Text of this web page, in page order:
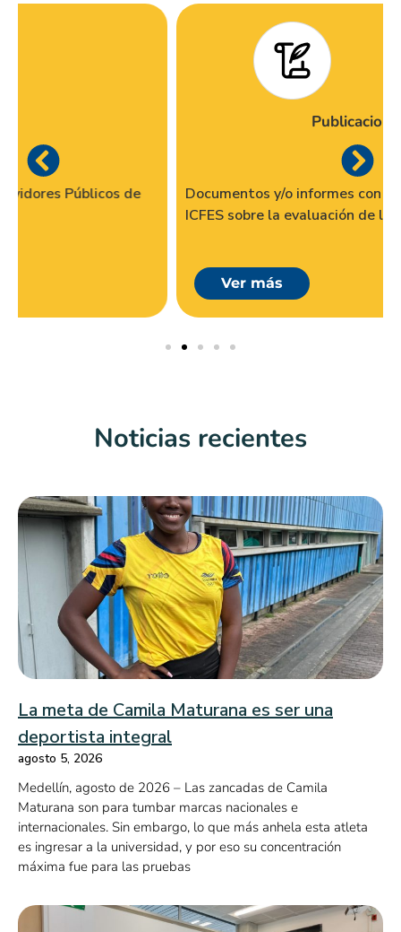
Documentos y/o informes con análisis que realiza el
ICFES sobre la evaluación de la educación
Noticias recientes
La meta de Camila Maturana es ser una
deportista integral
agosto 5, 2026
Medellín, agosto de 2026 – Las zancadas de Camila
Maturana son para tumbar marcas nacionales e
internacionales. Sin embargo, lo que más anhela esta atleta
es ingresar a la universidad, y por eso su concentración
máxima fue para las pruebas